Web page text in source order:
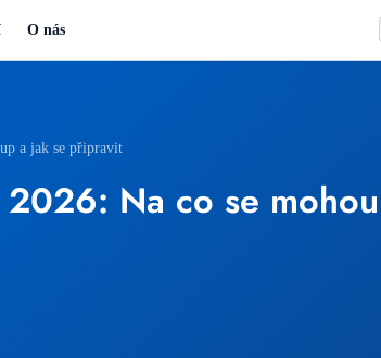
O nás
a jak se připravit
Na co se